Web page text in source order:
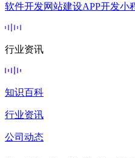
软件开发网站建设APP开发小
行业资讯
知识百科
行业资讯
公司动态